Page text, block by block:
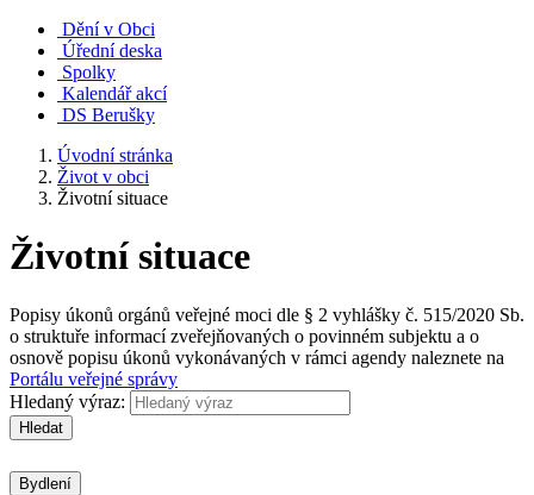
Dění v Obci
Úřední deska
Spolky
Kalendář akcí
DS Berušky
Úvodní stránka
Život v obci
Životní situace
Životní situace
Popisy úkonů orgánů veřejné moci dle § 2 vyhlášky č. 515/2020 Sb.
o struktuře informací zveřejňovaných o povinném subjektu a o
osnově popisu úkonů vykonávaných v rámci agendy naleznete na
Portálu veřejné správy
Hledaný výraz:
Hledat
Bydlení